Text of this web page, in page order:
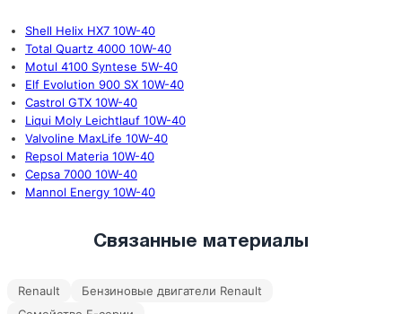
Shell Helix HX7 10W-40
Total Quartz 4000 10W-40
Motul 4100 Syntese 5W-40
Elf Evolution 900 SX 10W-40
Castrol GTX 10W-40
Liqui Moly Leichtlauf 10W-40
Valvoline MaxLife 10W-40
Repsol Materia 10W-40
Cepsa 7000 10W-40
Mannol Energy 10W-40
Связанные материалы
Renault
Бензиновые двигатели Renault